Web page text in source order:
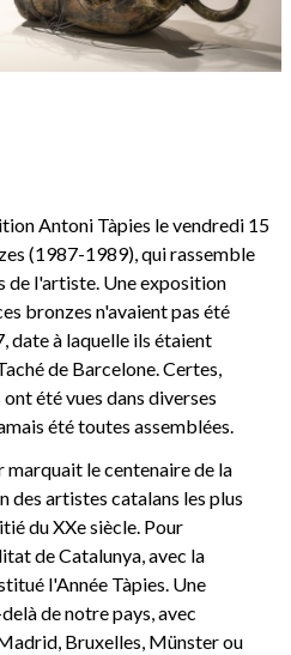
Antoni Tàpies le vendredi 15
(1987-1989), qui rassemble
de l'artiste. Une exposition
bronzes n'avaient pas été
date à laquelle ils étaient
de Barcelone. Certes,
été vues dans diverses
été toutes assemblées.
le centenaire de la
des artistes catalans les plus
du XXe siècle. Pour
de Catalunya, avec la
l'Année Tàpies. Une
de notre pays, avec
Bruxelles, Münster ou